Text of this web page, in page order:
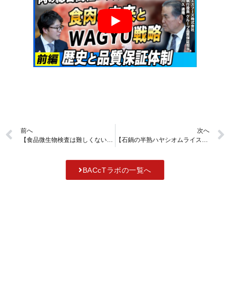
前へ
【食品微生物検査は難しくない】中小食品メーカーが抱える食品微生物検査の4つの課題を解決するために日本細菌検査ができること
次へ
【石鍋の半熟ハヤシオムライスが絶品】八天堂ビレッジを散策してみた【体験型食のテーマパーク】
BACcTラボの一覧へ